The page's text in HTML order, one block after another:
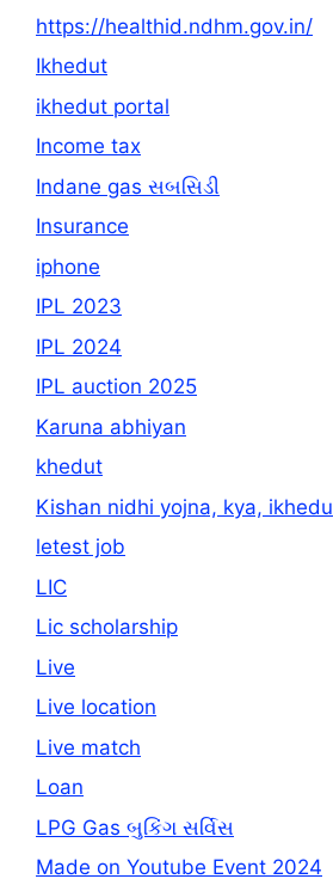
https://healthid.ndhm.gov.in/
Ikhedut
ikhedut portal
Income tax
Indane gas સબસિડી
Insurance
iphone
IPL 2023
IPL 2024
IPL auction 2025
Karuna abhiyan
khedut
Kishan nidhi yojna, kya, ikhedu
letest job
LIC
Lic scholarship
Live
Live location
Live match
Loan
LPG Gas બુકિંગ સર્વિસ
Made on Youtube Event 2024